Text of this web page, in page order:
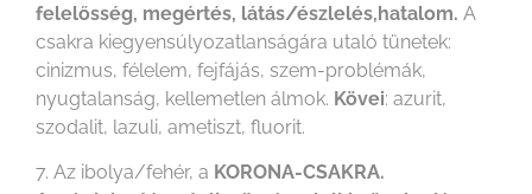
felelősség, megértés, látás/észlelés,hatalom. A
csakra kiegyensúlyozatlanságára utaló tünetek:
cinizmus, félelem, fejfájás, szem-problémák,
nyugtalanság, kellemetlen álmok. Kövei: azurit,
szodalit, lazuli, ametiszt, fluorit.
7. Az ibolya/fehér, a KORONA-CSAKRA.